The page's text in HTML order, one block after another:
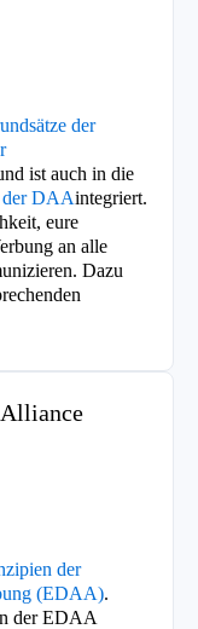
der
ist auch in die
der DAAintegriert.
eure
an alle
Dazu
der
(EDAA).
der EDAA